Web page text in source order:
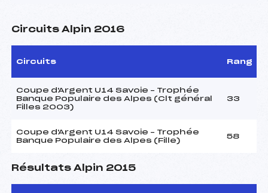
Circuits Alpin 2016
Circuits Rang
Coupe d'Argent U14 Savoie – Trophée
Banque Populaire des Alpes (Clt général
Filles 2003)
33
Coupe d'Argent U14 Savoie – Trophée
Banque Populaire des Alpes (Fille)
58
Résultats Alpin 2015